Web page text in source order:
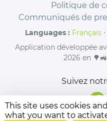
Politique de
Communiqués de
Languages : Français ⋅
Application développée
2026 en
Suivez
This site uses cookies
what you want to